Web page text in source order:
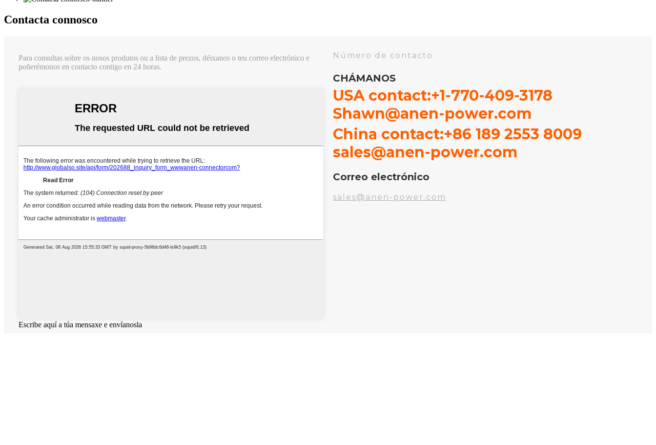
Contacta connosco
Para consultas sobre os nosos produtos ou a lista de prezos, déixanos o teu correo electrónico e
poñerémonos en contacto contigo en 24 horas.
Escribe aquí a túa mensaxe e envíanosla
Número de contacto
CHÁMANOS
USA contact:+1-770-409-3178
Shawn@anen-power.com
China contact:+86 189 2553 8009
sales@anen-power.com
Correo electrónico
sales@anen-power.com